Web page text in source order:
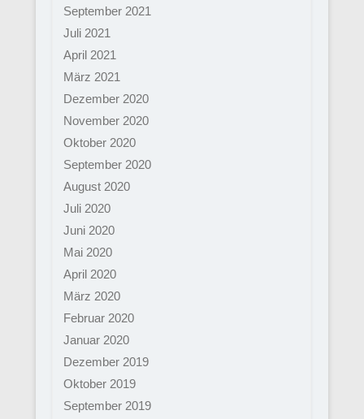
September 2021
Juli 2021
April 2021
März 2021
Dezember 2020
November 2020
Oktober 2020
September 2020
August 2020
Juli 2020
Juni 2020
Mai 2020
April 2020
März 2020
Februar 2020
Januar 2020
Dezember 2019
Oktober 2019
September 2019